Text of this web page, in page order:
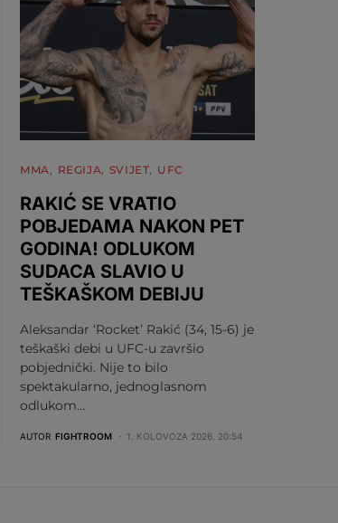
MMA REGIJA SVIJET UFC
RAKIĆ SE VRATIO
POBJEDAMA NAKON PET
GODINA! ODLUKOM
SUDACA SLAVIO U
TEŠKAŠKOM DEBIJU
Aleksandar ‘Rocket’ Rakić (34, 15-6) je
teškaški debi u UFC-u završio
pobjednički. Nije to bilo
spektakularno, jednoglasnom
odlukom…
AUTOR FIGHTROOM 1. KOLOVOZA 2026. 20:54